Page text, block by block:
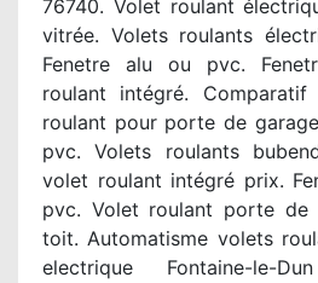
76740. Volet roulant
vitrée. Volets roulants
Fenetre alu ou pvc.
roulant intégré.
roulant pour porte de
pvc. Volets roulants
volet roulant intégré prix.
pvc. Volet roulant porte de
toit. Automatisme volets
electrique Fontaine-le-